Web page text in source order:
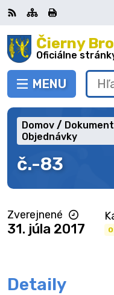
Preskočiť
na
obsah Čierny
Oficiálne
PREPNÚŤ
MENU
RSS MapaTlačiť
č.-83
Domov
Objednávky
Zverejnené
31. júla 2017
Detaily